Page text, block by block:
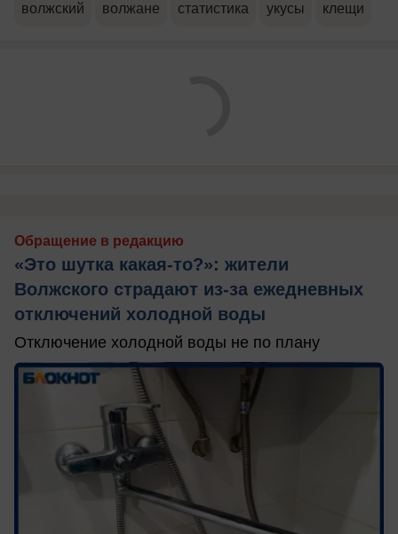
волжский волжане статистика укусы клещи
Обращение в редакцию
«Это шутка какая-то?»: жители
Волжского страдают из‑за ежедневных
отключений холодной воды
Отключение холодной воды не по плану